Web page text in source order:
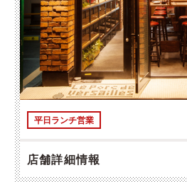
平日ランチ営業
店舗詳細情報